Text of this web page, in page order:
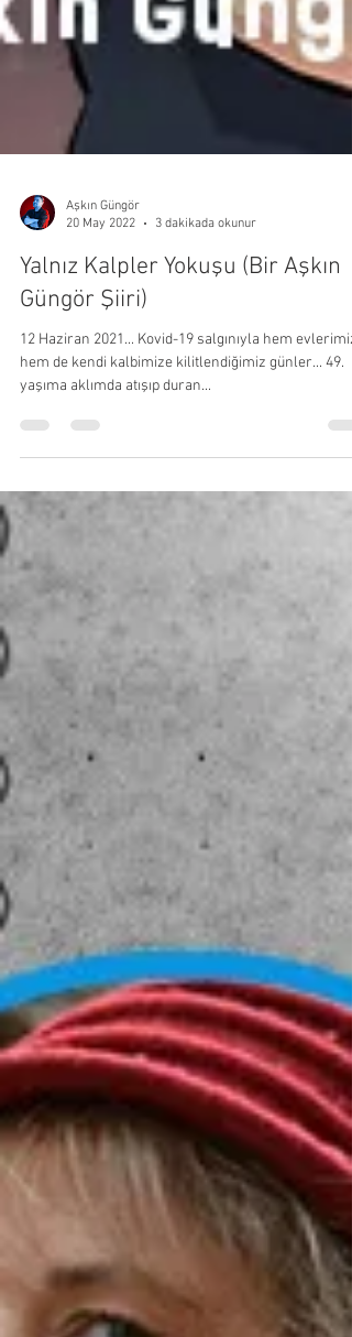
20 May 2022
3 dakikada okunur
Yalnız Kalpler Yokuşu (Bir Aşkın
Güngör Şiiri)
12 Haziran 2021... Kovid-19 salgınıyla hem
yaşıma aklımda atışıp duran...